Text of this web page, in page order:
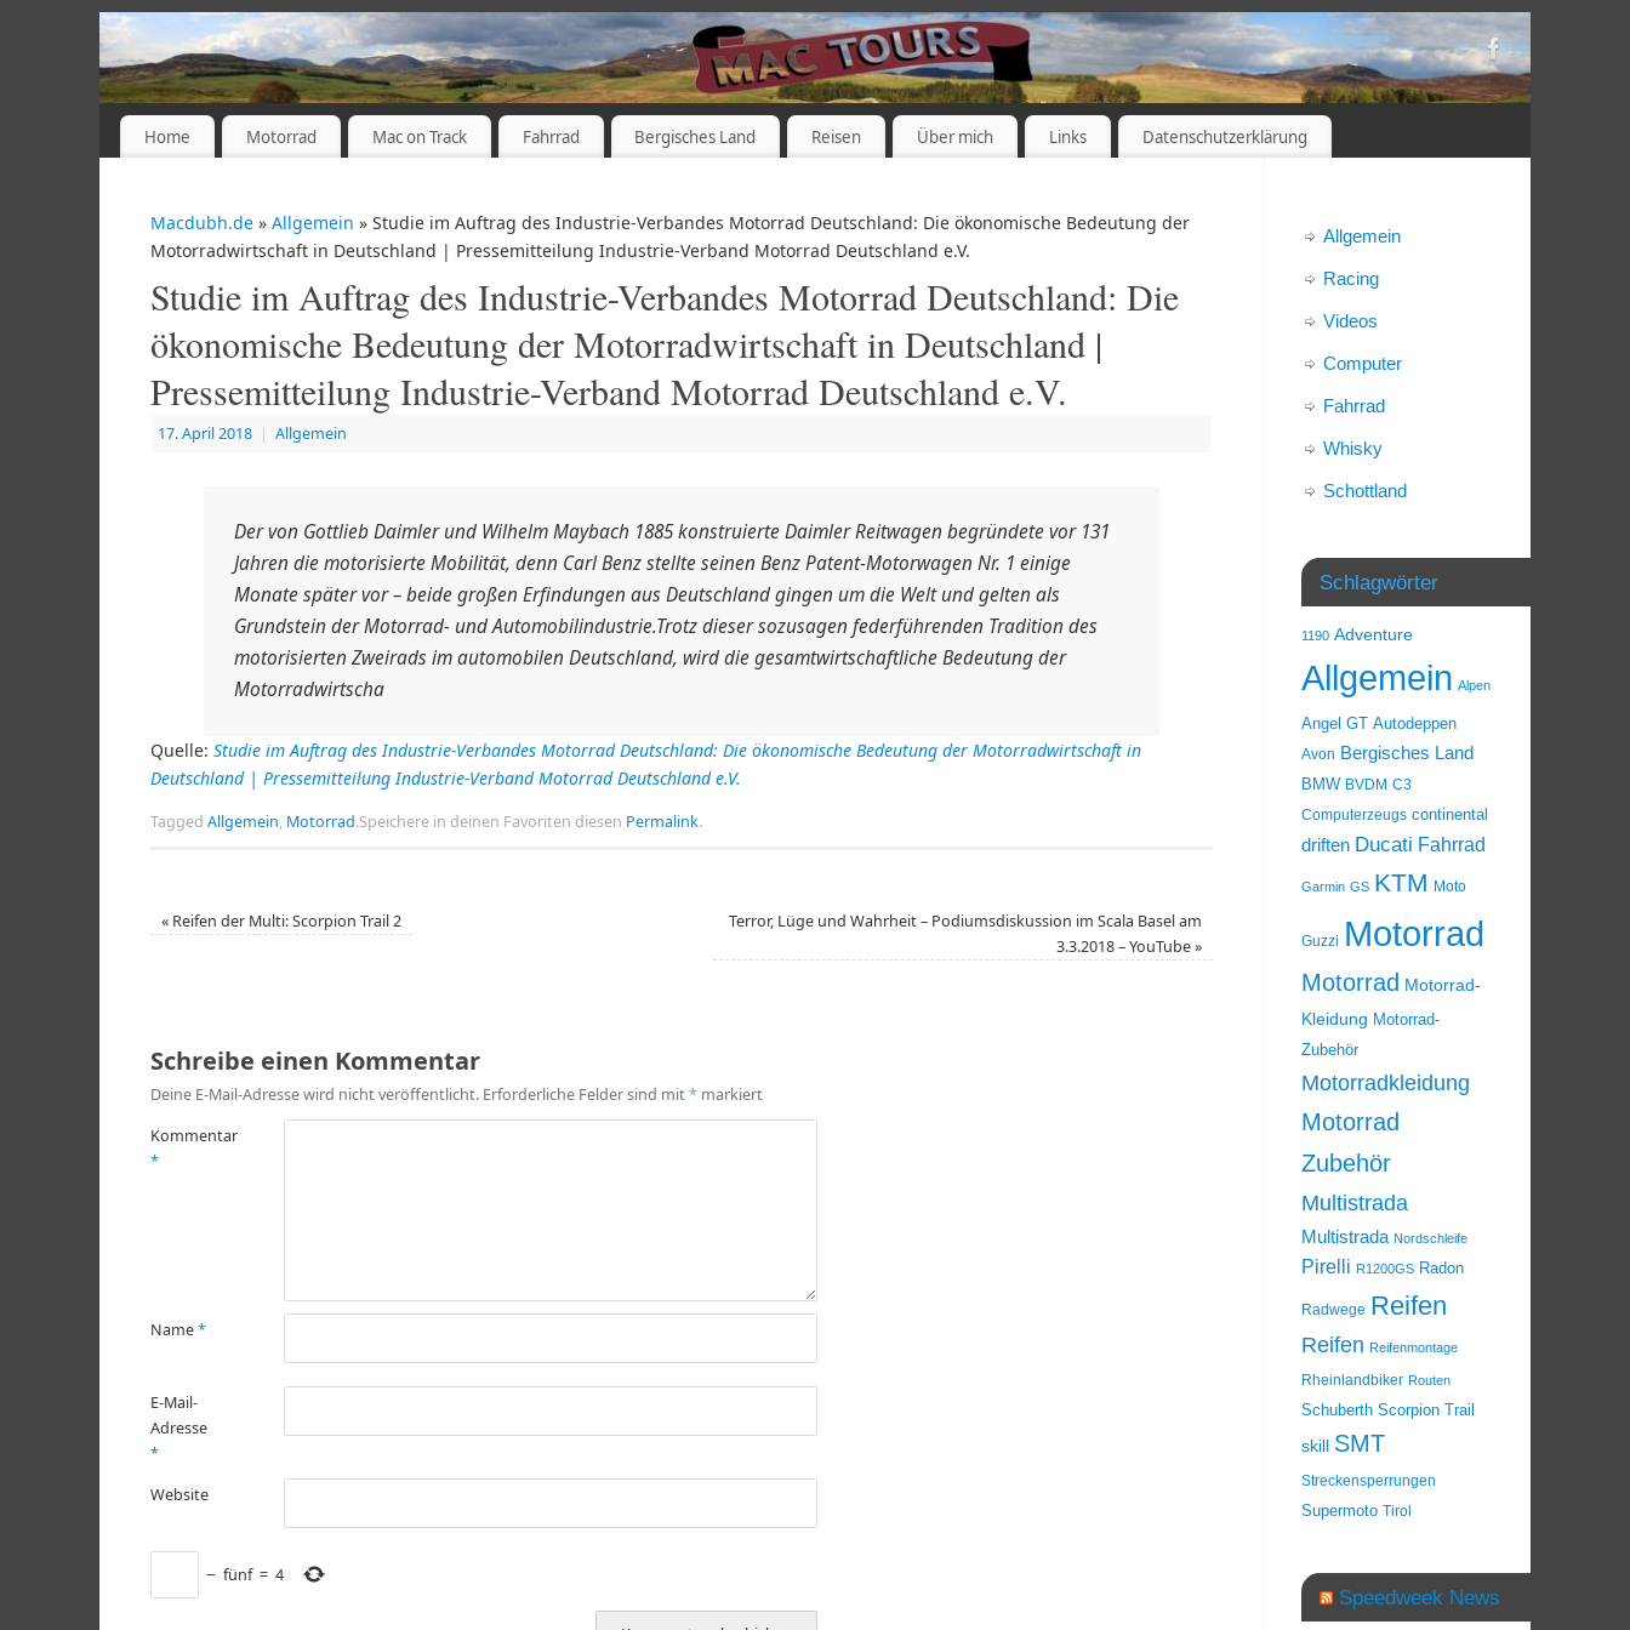
Home Motorrad Mac on Track Fahrrad Bergisches Land Reisen Über mich Links Datenschutzerklärung
Macdubh.de » Allgemein » Studie im Auftrag des Industrie-Verbandes Motorrad Deutschland: Die ökonomische Bedeutung der
Motorradwirtschaft in Deutschland | Pressemitteilung Industrie-Verband Motorrad Deutschland e.V.
Studie im Auftrag des Industrie-Verbandes Motorrad Deutschland: Die
ökonomische Bedeutung der Motorradwirtschaft in Deutschland |
Pressemitteilung Industrie-Verband Motorrad Deutschland e.V.
17. April 2018 | Allgemein
Der von Gottlieb Daimler und Wilhelm Maybach 1885 konstruierte Daimler Reitwagen begründete vor 131
Jahren die motorisierte Mobilität, denn Carl Benz stellte seinen Benz Patent-Motorwagen Nr. 1 einige
Monate später vor – beide großen Erfindungen aus Deutschland gingen um die Welt und gelten als
Grundstein der Motorrad- und Automobilindustrie.Trotz dieser sozusagen federführenden Tradition des
motorisierten Zweirads im automobilen Deutschland, wird die gesamtwirtschaftliche Bedeutung der
Motorradwirtscha
Quelle: Studie im Auftrag des Industrie-Verbandes Motorrad Deutschland: Die ökonomische Bedeutung der Motorradwirtschaft in
Deutschland | Pressemitteilung Industrie-Verband Motorrad Deutschland e.V.
Tagged Allgemein, Motorrad.Speichere in deinen Favoriten diesen Permalink.
«Reifen der Multi: Scorpion Trail 2
Terror, Lüge und Wahrheit – Podiumsdiskussion im Scala Basel am
3.3.2018 – YouTube»
Schreibe einen Kommentar
Deine E-Mail-Adresse wird nicht veröffentlicht. Erforderliche Felder sind mit* markiert
Kommentar
*
Name*
E-Mail-
Adresse
*
Website
− fünf = 4
Allgemein
Racing
Videos
Computer
Fahrrad
Whisky
Schottland
Schlagwörter
1190 Adventure
Allgemein Alpen
Angel GT Autodeppen
Avon Bergisches Land
BMW BVDM C3
Computerzeugs continental
driften Ducati Fahrrad
Garmin GS KTM Moto
Guzzi Motorrad
Motorrad Motorrad-
Kleidung Motorrad-
Zubehör
Motorradkleidung
Motorrad
Zubehör
Multistrada
Multistrada Nordschleife
Pirelli R1200GS Radon
Radwege Reifen
Reifen Reifenmontage
Rheinlandbiker Routen
Schuberth Scorpion Trail
skill SMT
Streckensperrungen
Supermoto Tirol
Speedweek News